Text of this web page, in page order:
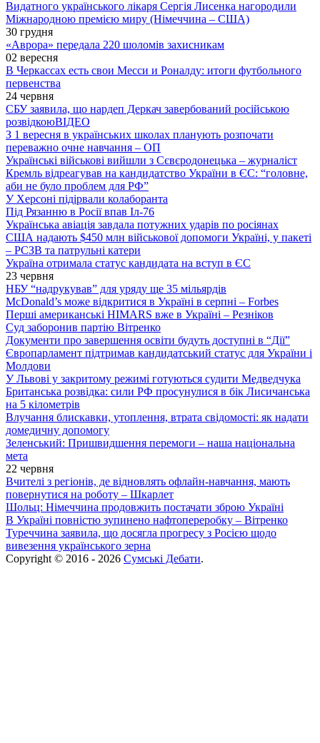
Видатного українського лікаря Сергія Лисенка нагородили
Міжнародною премією миру (Німеччина – США)
30 грудня
«Аврора» передала 220 шоломів захисникам
02 вересня
В Черкассах есть свои Месси и Роналду: итоги футбольного
первенства
24 червня
СБУ заявила, що нардеп Деркач завербований російською
розвідкоюВІДЕО
З 1 вересня в українських школах планують розпочати
переважно очне навчання – ОП
Українські військові вийшли з Сєвєродонецька – журналіст
Кремль відреагував на кандидатство України в ЄС: “головне,
аби не було проблем для РФ”
У Херсоні підірвали колаборанта
Під Рязанню в Росії впав Іл-76
Українська авіація завдала потужних ударів по росіянах
США надають $450 млн військової допомоги Україні, у пакеті
– РСЗВ та патрульні катери
Україна отримала статус кандидата на вступ в ЄС
23 червня
НБУ “надрукував” для уряду ще 35 мільярдів
McDonald’s може відкритися в Україні в серпні – Forbes
Перші американські HIMARS вже в Україні – Резніков
Суд заборонив партію Вітренко
Документи про завершення освіти будуть доступні в “Дії”
Європарламент підтримав кандидатський статус для України і
Молдови
У Львові у закритому режимі готуються судити Медведчука
Британська розвідка: сили РФ просунулися в бік Лисичанська
на 5 кілометрів
Влучання блискавки, утоплення, втрата свідомості: як надати
домедичну допомогу
Зеленський: Пришвидшення перемоги – наша національна
мета
22 червня
Вчителі з регіонів, де відновлять офлайн-навчання, мають
повернутися на роботу – Шкарлет
Шольц: Німеччина продовжить постачати зброю Україні
В Україні повністю зупинено нафтопереробку – Вітренко
Туреччина заявила, що досягла прогресу з Росією щодо
вивезення українського зерна
Copyright © 2016 - 2026 Сумські Дебати.